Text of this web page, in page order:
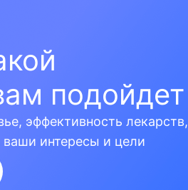
подойдет
эффективность лекарств,
интересы и цели